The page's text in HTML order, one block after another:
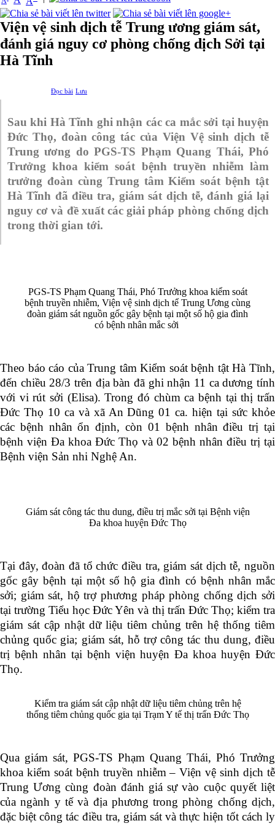
Viện vệ sinh dịch tễ Trung ương giám sát,
đánh giá nguy cơ phòng chống dịch Sởi tại
Hà Tĩnh
Đọc bài Lưu
Sau khi Hà Tĩnh ghi nhận các ca mắc sởi tại huyện
Đức Thọ, đoàn công tác của Viện Vệ sinh dịch tễ
Trung ương do PGS-TS Phạm Quang Thái, Phó
Trưởng khoa kiểm soát bệnh truyền nhiễm làm
trưởng đoàn cùng Trung tâm Kiểm soát bệnh tật
Hà Tĩnh đã điều tra, giám sát dịch tễ,đánh giá lại
nguy cơ và đề xuất các giải pháp phòng chống dịch
trong thời gian tới.
PGS-TS Phạm Quang Thái, Phó Trưởng khoa kiểm soát
bệnh truyền nhiễm, Viện vệ sinh dịch tể Trung Ương cùng
đoàn giám sát nguồn gốc gây bệnh tại một số hộ gia đình
có bệnh nhân mắc sởi
Theo báo cáo của Trung tâm Kiểm soát bệnh tật Hà Tĩnh,
đến chiều 28/3 trên địa bàn đã ghi nhận 11 ca dương tính
với vi rút sởi (Elisa). Trong đó chùm ca bệnh tại thị trấn
Đức Thọ 10 ca và xã An Dũng 01 ca. hiện tại sức khỏe
các bệnh nhân ổn định, còn 01 bệnh nhân điều trị tại
bệnh viện Đa khoa Đức Thọ và 02 bệnh nhân điều trị tại
Bệnh viện Sản nhi Nghệ An.
Giám sát công tác thu dung, điều trị mắc sởi tại Bệnh viện
Đa khoa huyện Đức Thọ
Tại đây, đoàn đã tổ chức điều tra, giám sát dịch tễ, nguồn
gốc gây bệnh tại một số hộ gia đình có bệnh nhân mắc
sởi; giám sát, hộ trợ phương pháp phòng chống dịch sởi
tại trường Tiểu học Đức Yên và thị trấn Đức Thọ; kiểm tra
giám sát cập nhật dữ liệu tiêm chủng trên hệ thống tiêm
chủng quốc gia; giám sát, hỗ trợ công tác thu dung, điều
trị bệnh nhân tại bệnh viện huyện Đa khoa huyện Đức
Thọ.
Kiểm tra giám sát cập nhật dữ liệu tiêm chủng trên hệ
thống tiêm chủng quốc gia tại Trạm Y tế thị trấn Đức Thọ
Qua giám sát, PGS-TS Phạm Quang Thái, Phó Trưởng
khoa kiểm soát bệnh truyền nhiễm – Viện vệ sinh dịch tễ
Trung Ương cùng đoàn đánh giá sự vào cuộc quyết liệt
của ngành y tế và địa phương trong phòng chống dịch,
đặc biệt công tác điều tra, giám sát và thực hiện tốt cách ly